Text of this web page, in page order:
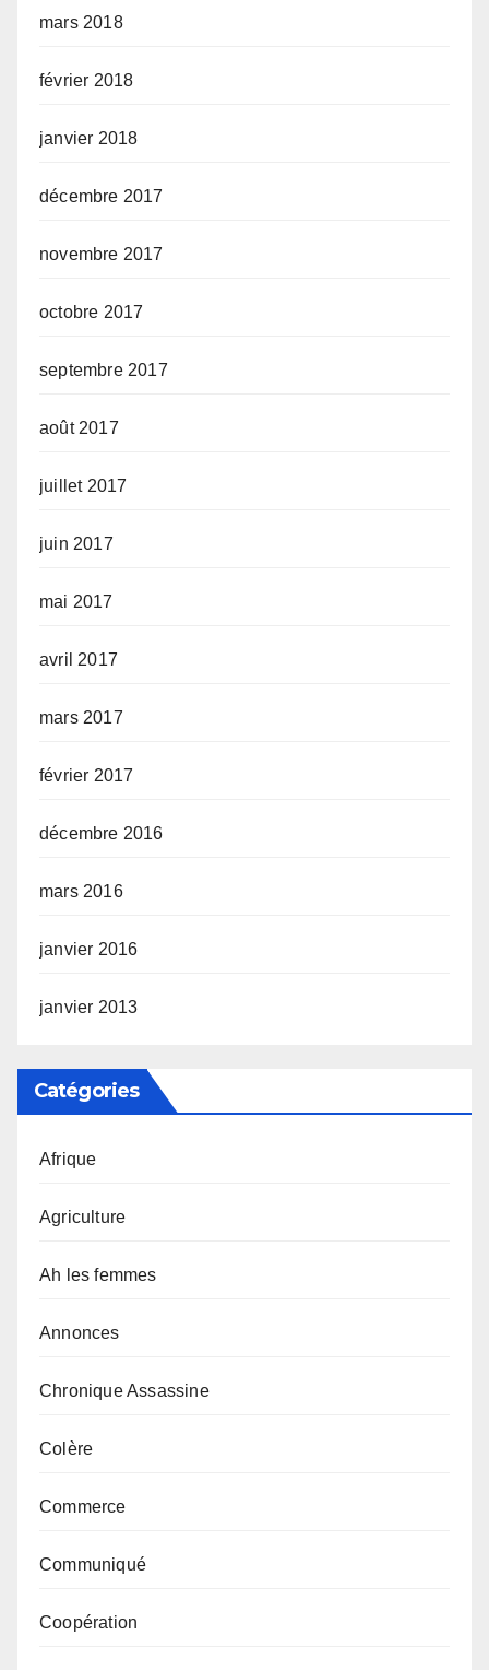
mars 2018
février 2018
janvier 2018
décembre 2017
novembre 2017
octobre 2017
septembre 2017
août 2017
juillet 2017
juin 2017
mai 2017
avril 2017
mars 2017
février 2017
décembre 2016
mars 2016
janvier 2016
janvier 2013
Catégories
Afrique
Agriculture
Ah les femmes
Annonces
Chronique Assassine
Colère
Commerce
Communiqué
Coopération